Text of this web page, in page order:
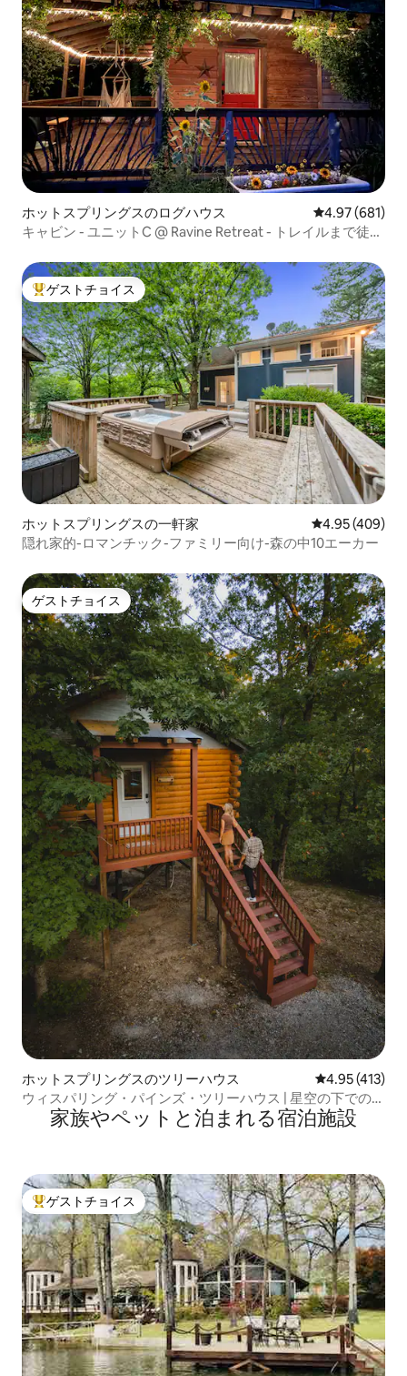
ホットスプリングスのログハウス レビュー681
4.97 (681)
キャビン - ユニットC @ Ravine Retreat - トレイルまで徒
大好評のゲストチョイスです。
ゲストチョイス
ホットスプリングスの一軒家 レビュー409
4.95 (409)
隠れ家的-ロマンチック-ファミリー向け-森の中10エーカー
ゲストチョイス
ゲストチョイス
ホットスプリングスのツリーハウス レビュー413
4.95 (413)
ウィスパリング・パインズ・ツリーハウス | 星空の下でのん
家族やペットと泊まれる宿泊施設
大好評のゲストチョイスです。
ゲストチョイス